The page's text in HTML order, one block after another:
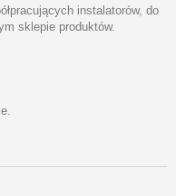
instalatorów, do
sklepie produktów.